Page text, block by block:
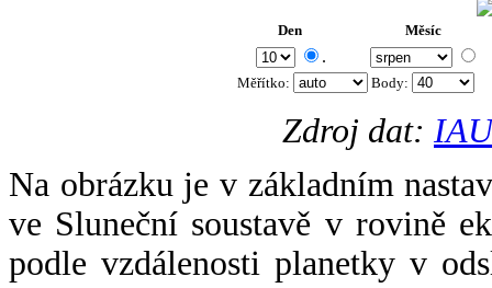
Den Měsíc
.
Měřítko: Body:
Zdroj dat:
Na obrázku je v základním
ve Sluneční soustavě v rovině
podle vzdálenosti planetky v